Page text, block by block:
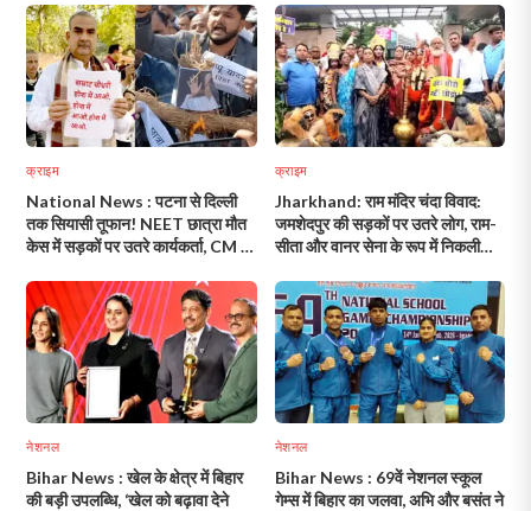
क्राइम
National News : पटना से दिल्ली
तक सियासी तूफान! NEET छात्रा मौत
केस में सड़कों पर उतरे कार्यकर्ता, CM का
गरमाई राजनीति!
क्राइम
Jharkhand: राम मंदिर चंदा विवाद:
जमशेदपुर की सड़कों पर उतरे लोग, राम-
सीता और वानर सेना के रूप में निकली
नेशनल
Bihar News : खेल के क्षेत्र में बिहार
की बड़ी उपलब्धि, ‘खेल को बढ़ावा देने
नेशनल
Bihar News : 69वें नेशनल स्कूल
गेम्स में बिहार का जलवा, अभि और बसंत ने